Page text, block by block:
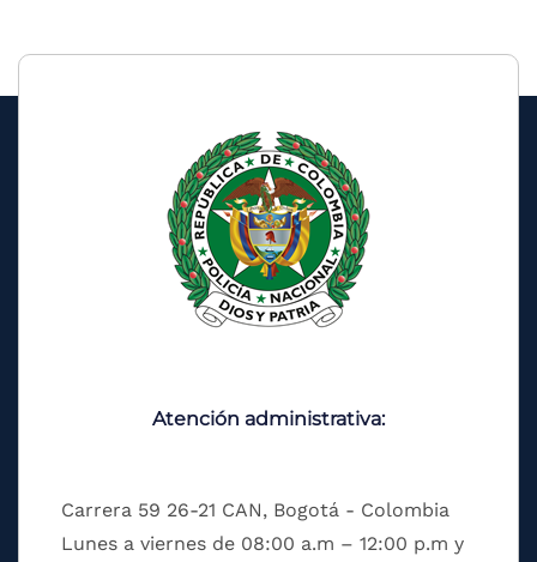
Atención administrativa:
Carrera 59 26-21 CAN, Bogotá - Colombia
Lunes a viernes de 08:00 a.m – 12:00 p.m y